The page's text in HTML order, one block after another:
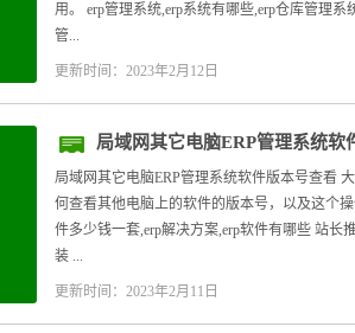
用。 erp管理系统,erp系统有哪些,erp仓库管理
管...
更新时间：2023年2月12日
局域网其它电脑ERP管理系统软
局域网其它电脑ERP管理系统软件版本号查看
何查看其他电脑上的软件的版本号，以及这个
件多少钱一套,erp解决方案,erp软件有哪些 站长
装 ...
更新时间：2023年2月11日